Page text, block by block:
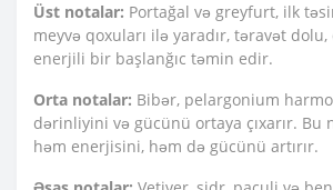
Üst notalar: Portağal və greyfurt, ilk
meyvə qoxuları ilə yaradır, təravət
enerjili bir başlanğıc təmin edir.
Orta notalar: Bibər, pelargonium
dərinliyini və gücünü ortaya çıxarır. Bu
həm enerjisini, həm də gücünü artırır.